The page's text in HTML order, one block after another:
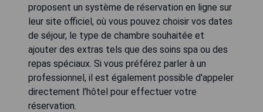
proposent un système de réservation en ligne sur
leur site officiel, où vous pouvez choisir vos dates
de séjour, le type de chambre souhaitée et
ajouter des extras tels que des soins spa ou des
repas spéciaux. Si vous préférez parler à un
professionnel, il est également possible d'appeler
directement l'hôtel pour effectuer votre
réservation.